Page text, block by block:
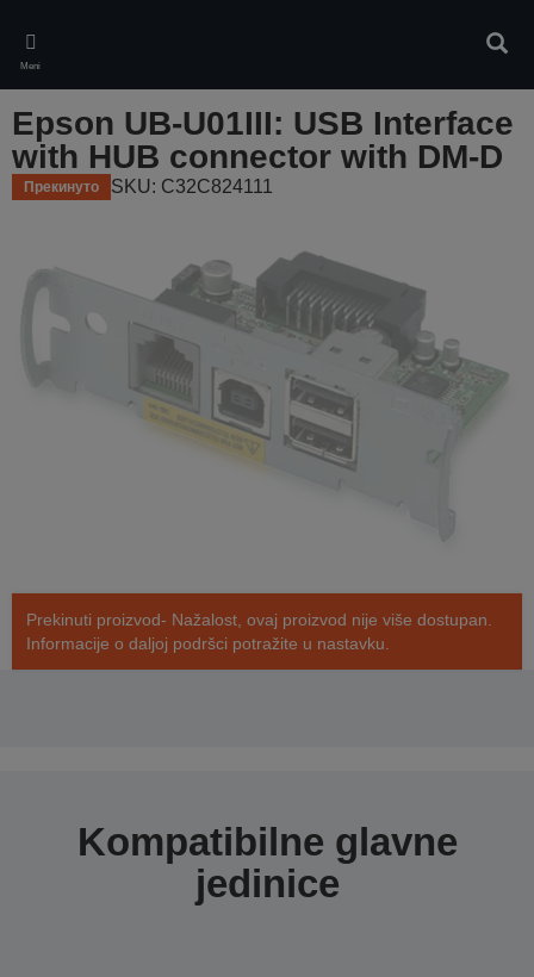
main
content
Meni
Epson UB-U01III: USB Interface
with HUB connector with DM-D
Прекинуто SKU: C32C824111
Prekinuti proizvod- Nažalost, ovaj proizvod nije više dostupan.
Informacije o daljoj podršci potražite u nastavku.
Kompatibilne glavne
jedinice